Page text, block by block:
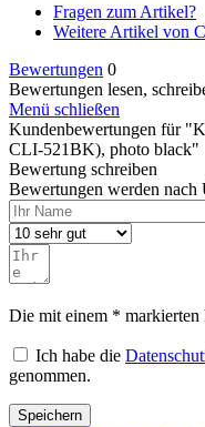
Fragen zum Artikel?
Weitere Artikel von
Bewertungen 0
Bewertungen lesen,
Menü schließen
Kundenbewertungen für
CLI-521BK), photo black"
Bewertung schreiben
Bewertungen werden nach
Die mit einem * markierten
Ich habe die
genommen.
Speichern